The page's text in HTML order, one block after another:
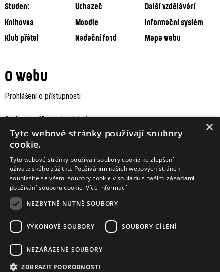
Student
Uchazeč
Další vzdělávání
Knihovna
Moodle
Informační systém
Klub přátel
Nadační fond Mapa webu
O webu
Prohlášení o přístupnosti
Archiv staršího webu Jaboku
Podporují nás
×
Tyto webové stránky používají soubory
cookie.
Tyto webové stránky používají soubory cookie ke zlepšení
uživatelského zážitku. Používáním našich webových stránek
souhlasíte se všemi soubory cookie v souladu s našimi zásadami
používání souborů cookie. Více informací
NEZBYTNĚ NUTNÉ SOUBORY
VÝKONOVÉ SOUBORY SOUBORY CÍLENÍ
NEZAŘAZENÉ SOUBORY
ZOBRAZIT PODROBNOSTI